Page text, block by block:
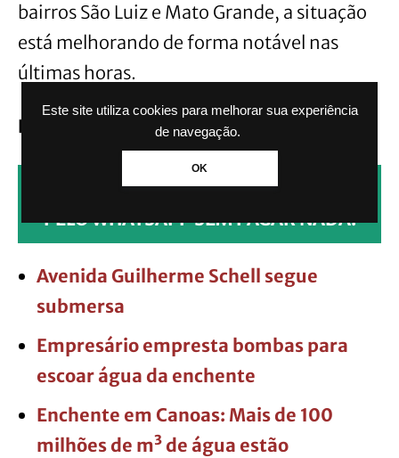
Este site utiliza cookies para melhorar sua experiência
de navegação.
OK
bairros São Luiz e Mato Grande, a situação
está melhorando de forma notável nas
últimas horas.
LEIA MAIS:
CLIQUE AQUI PARA RECEBER NOTÍCIAS
PELO WHATSAPP SEM PAGAR NADA.
Avenida Guilherme Schell segue
submersa
Empresário empresta bombas para
escoar água da enchente
Enchente em Canoas: Mais de 100
milhões de m³ de água estão